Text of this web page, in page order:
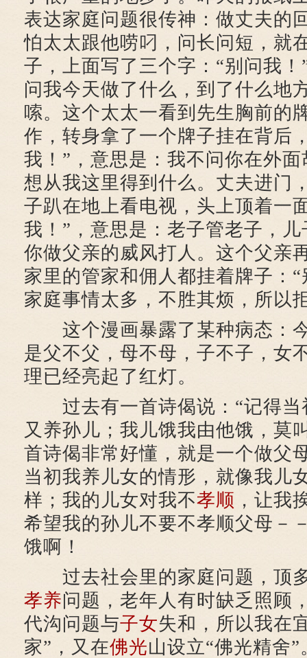
表达家庭问题很传神：做丈夫的
怕太太跟他唠叼，问长问短，就
子，上面写了三个字：“别问我
问我今天做了什么，到了什么地
嗦。这个太太一看到先生胸前的
作，转身拿了一个牌子挂在背后
我！”，意思是：我不问你在外
想从我这里得到什么。丈夫进门
子趴在地上看电视，头上顶着一
我！”，意思是：老子管老子，
你做父亲的威风打人。这个父亲
家里的管家和佣人都挂着牌子：
家庭事情太多，不胜其烦，所以
这个漫画暴露了某种病态：
是父不父，母不母，子不子，女
理已经亮起了红灯。
过去有一首诗偈说：“记得当
又养孙儿；我儿饿我由他饿，莫
首诗偈非常好懂，就是一个做父
当初我养儿女的情形，就像我儿
样；我的儿女对我不孝顺 ，让我
希望我的孙儿不要不孝顺父母－
饿啊！
过去社会里的家庭问题，顶
孝养问题，老年人有时缺乏照顾
代沟问题与子女失和，所以我在
家”，又在佛光山设立“佛光精舍